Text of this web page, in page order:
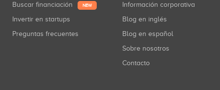
Buscar financiación NEW
Invertir en startups
Preguntas frecuentes
Información corporativa
Blog en inglés
Blog en español
Sobre nosotros
Contacto